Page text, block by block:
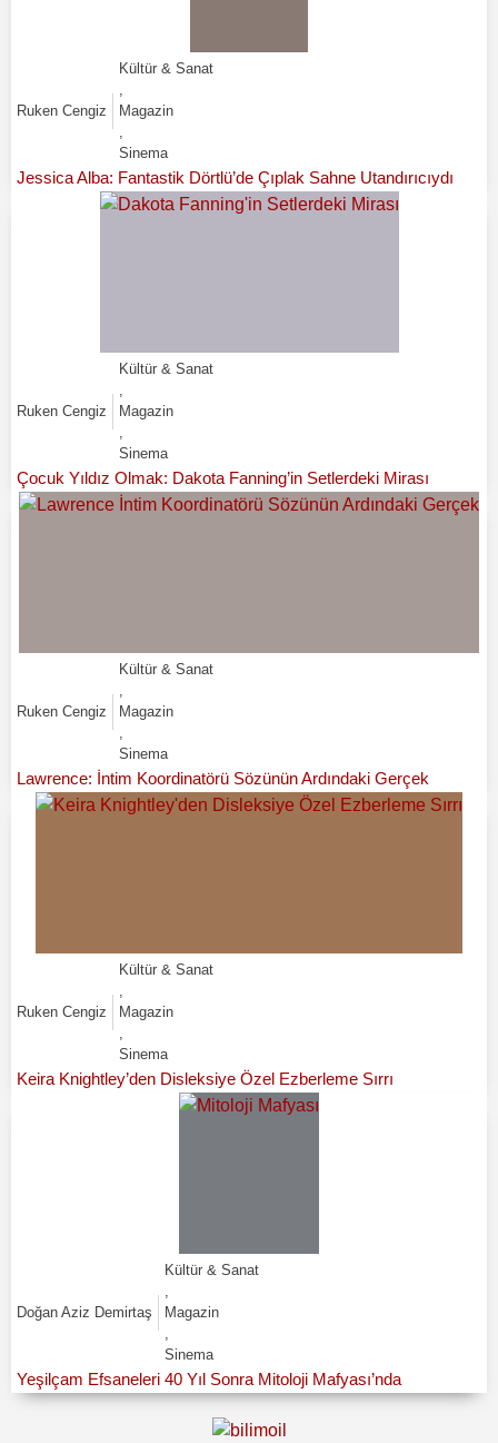
Ruken Cengiz
Kültür & Sanat
,
Magazin
,
Sinema
Jessica Alba: Fantastik Dörtlü’de Çıplak Sahne Utandırıcıydı
Ruken Cengiz
Kültür & Sanat
,
Magazin
,
Sinema
Çocuk Yıldız Olmak: Dakota Fanning’in Setlerdeki Mirası
Ruken Cengiz
Kültür & Sanat
,
Magazin
,
Sinema
Lawrence: İntim Koordinatörü Sözünün Ardındaki Gerçek
Ruken Cengiz
Kültür & Sanat
,
Magazin
,
Sinema
Keira Knightley’den Disleksiye Özel Ezberleme Sırrı
Doğan Aziz Demirtaş
Kültür & Sanat
,
Magazin
,
Sinema
Yeşilçam Efsaneleri 40 Yıl Sonra Mitoloji Mafyası’nda